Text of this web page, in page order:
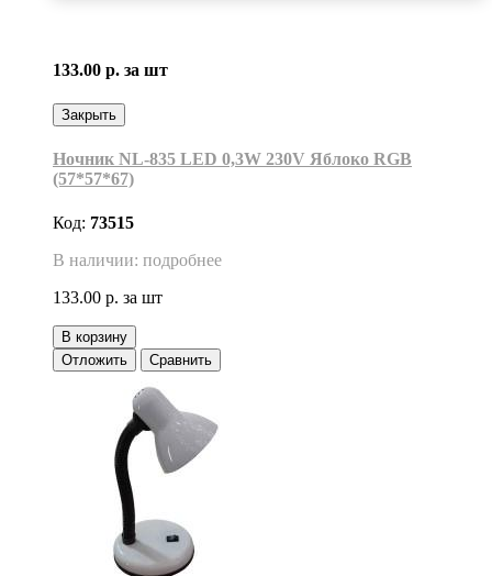
133.00 р. за шт
Закрыть
Ночник NL-835 LED 0,3W 230V Яблоко RGB
(57*57*67)
Код: 73515
В наличии: подробнее
133.00 р. за шт
В корзину
Отложить
Сравнить